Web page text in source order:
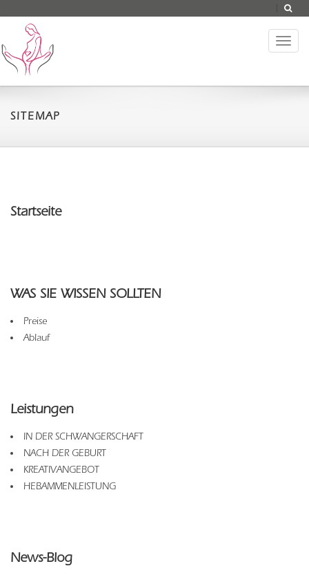
SITEMAP
Startseite
WAS SIE WISSEN SOLLTEN
Preise
Ablauf
Leistungen
IN DER SCHWANGERSCHAFT
NACH DER GEBURT
KREATIVANGEBOT
HEBAMMENLEISTUNG
News-Blog